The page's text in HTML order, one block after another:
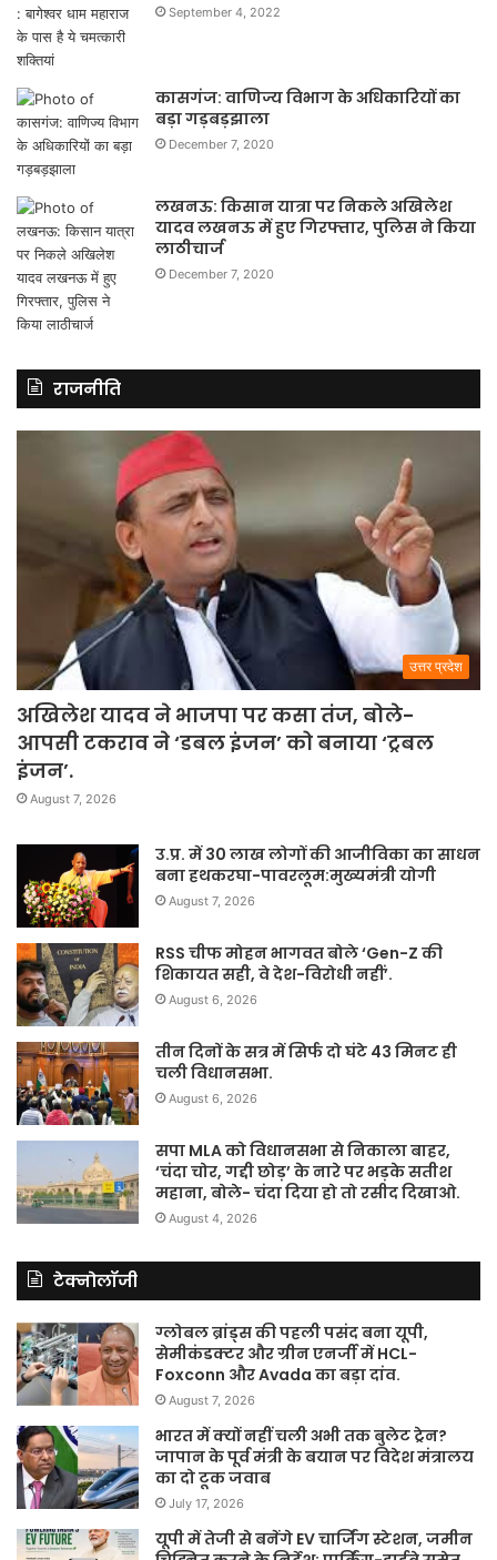
September 4, 2022
कासगंज: वाणिज्य विभाग के अधिकारियों का
बड़ा गड़बड़झाला
December 7, 2020
लखनऊ: किसान यात्रा पर निकले अखिलेश
यादव लखनऊ में हुए गिरफ्तार, पुलिस ने किया
लाठीचार्ज
December 7, 2020
राजनीति
उत्तर प्रदेश
अखिलेश यादव ने भाजपा पर कसा तंज, बोले-
आपसी टकराव ने ‘डबल इंजन’ को बनाया ‘ट्रबल
इंजन’.
August 7, 2026
उ.प्र. में 30 लाख लोगों की आजीविका का साधन
बना हथकरघा-पावरलूम:मुख्यमंत्री योगी
August 7, 2026
RSS चीफ मोहन भागवत बोले ‘Gen-Z की
शिकायत सही, वे देश-विरोधी नहीं’.
August 6, 2026
तीन दिनों के सत्र में सिर्फ दो घंटे 43 मिनट ही
चली विधानसभा.
August 6, 2026
सपा MLA को विधानसभा से निकाला बाहर,
‘चंदा चोर, गद्दी छोड़’ के नारे पर भड़के सतीश
महाना, बोले- चंदा दिया हो तो रसीद दिखाओ.
August 4, 2026
टेक्नोलॉजी
ग्लोबल ब्रांड्स की पहली पसंद बना यूपी,
सेमीकंडक्टर और ग्रीन एनर्जी में HCL-
Foxconn और Avada का बड़ा दांव.
August 7, 2026
भारत में क्यों नहीं चली अभी तक बुलेट ट्रेन?
जापान के पूर्व मंत्री के बयान पर विदेश मंत्रालय
का दो टूक जवाब
July 17, 2026
यूपी में तेजी से बनेंगे EV चार्जिंग स्टेशन, जमीन